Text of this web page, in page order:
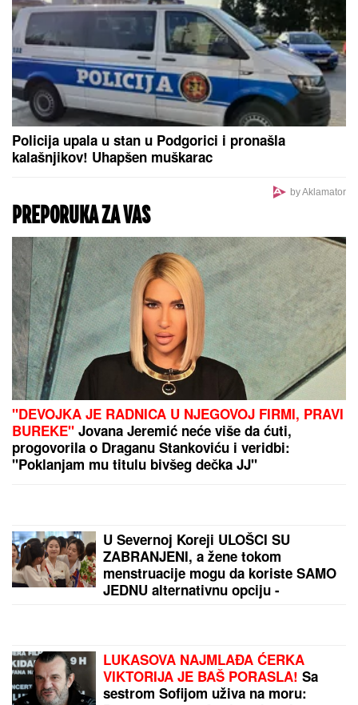
Novog Pazara uhapšen u Ulcinju: U
nesreći dvoje povređeno
Kasper stigao u Beograd zbog stanja Mine Kostić:
Zabrinut uhvatio prvi let iz Amerike
DECA BEZ NOGU, RUKU, GLINA SE PROLAMALA
OD JAUKAPotresno svedočanstvo iz 1995: Goreli
su i nebo i zemlja
Policija upala u stan u Podgorici i pronašla
kalašnjikov! Uhapšen muškarac